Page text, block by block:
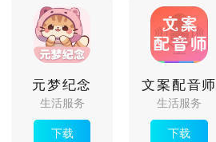
元梦纪念
生活服务
下载
文案配音师
生活服务
下载